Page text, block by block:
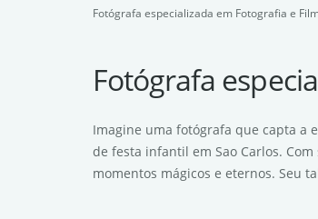
Fotógrafa especializada em Fotografia e
Fotógrafa
Imagine uma fotógrafa que capta a
de festa infantil em Sao Carlos.
momentos mágicos e eternos. Seu